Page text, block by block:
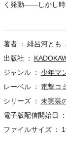
く発動――しかし時
=現実の死となる
となり矛となりま
を生き抜く、壮大
著者 緋呂河とも
出版社
ジャンル
少年マ
レーベル
電撃コ
シリーズ
未実装
電子版配信開始日
ファイルサイズ